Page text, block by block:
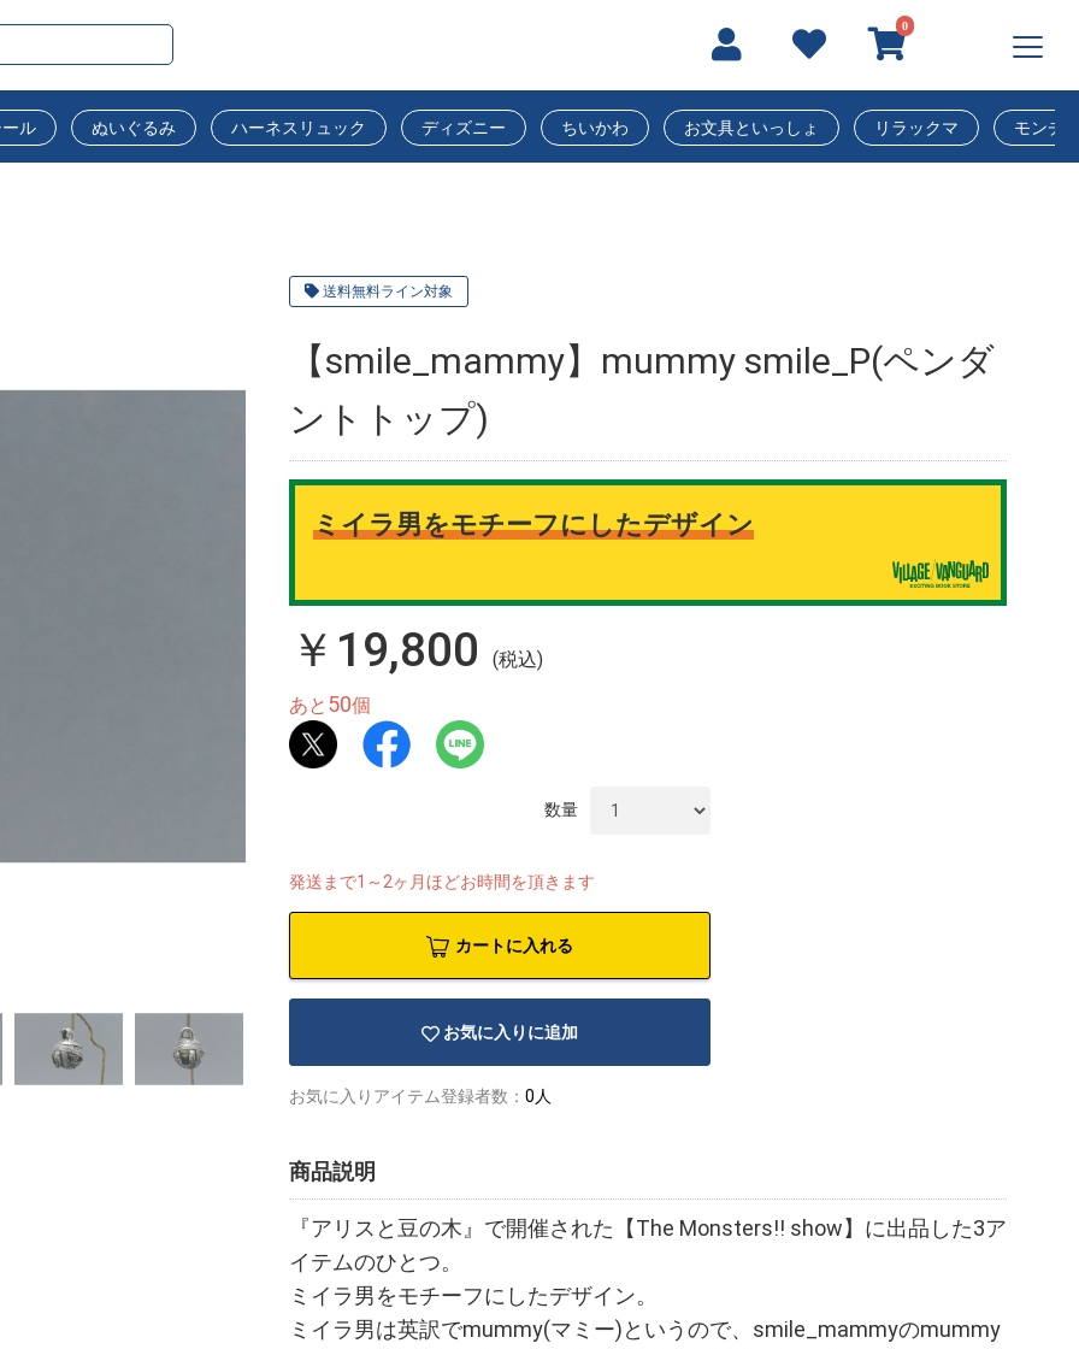
0
ル ぬいぐるみ ハーネスリュック ディズニー ちいかわ お文具といっしょ リラックマ モンチ
送料無料ライン対象
【smile_mammy】mummy smile_P(ペンダ
ントトップ)
ミイラ男をモチーフにしたデザイン
￥19,800
(税込)
あと 50個
数量
発送まで1～2ヶ月ほどお時間を頂きます
カートに入れる
お気に入りに追加
お気に入りアイテム登録者数： 0人
商品説明
『アリスと豆の木』で開催された【The Monsters!! show】に出品した3ア
イテムのひとつ。
ミイラ男をモチーフにしたデザイン。
ミイラ男は英訳でmummy(マミー)というので、smile_mammyのmummy